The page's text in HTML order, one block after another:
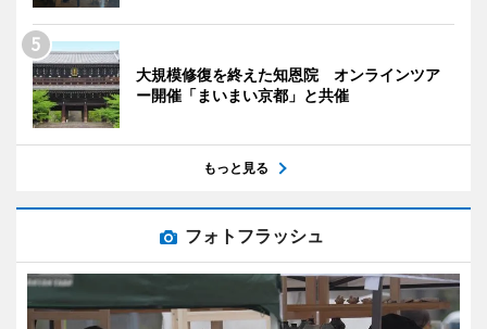
大規模修復を終えた知恩院 オンラインツア
ー開催「まいまい京都」と共催
もっと見る
フォトフラッシュ